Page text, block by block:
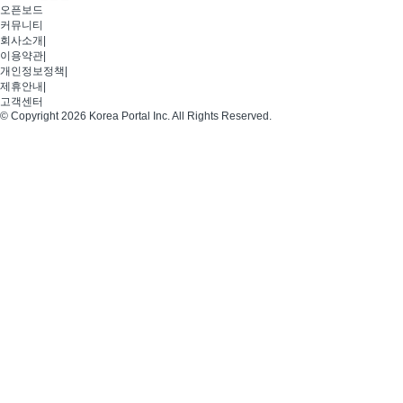
오픈보드
커뮤니티
회사소개
이용약관
개인정보정책
제휴안내
고객센터
© Copyright 2026 Korea Portal Inc. All Rights Reserved.